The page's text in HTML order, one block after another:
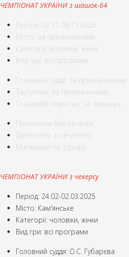
ЧЕМПІОНАТ УКРАЇНИ з шашок-64
Період: 02.11-09.11.2025
Місто: за призначенням
Категорії: чоловіки, жінки
Вид гри: всі програми
Головний суддя: за призначенням
Заступник: за призначенням
Головний секретар: за признач.
Протоколи без печатки
Протоколи з печаткою
Матеріали по турніру
ЧЕМПІОНАТ УКРАЇНИ з чекерсу
Період: 24.02-02.03.2025
Місто: Кам'янське
Категорії: чоловіки, жінки
Вид гри: всі програми
Головний суддя: О.С. Губарєва